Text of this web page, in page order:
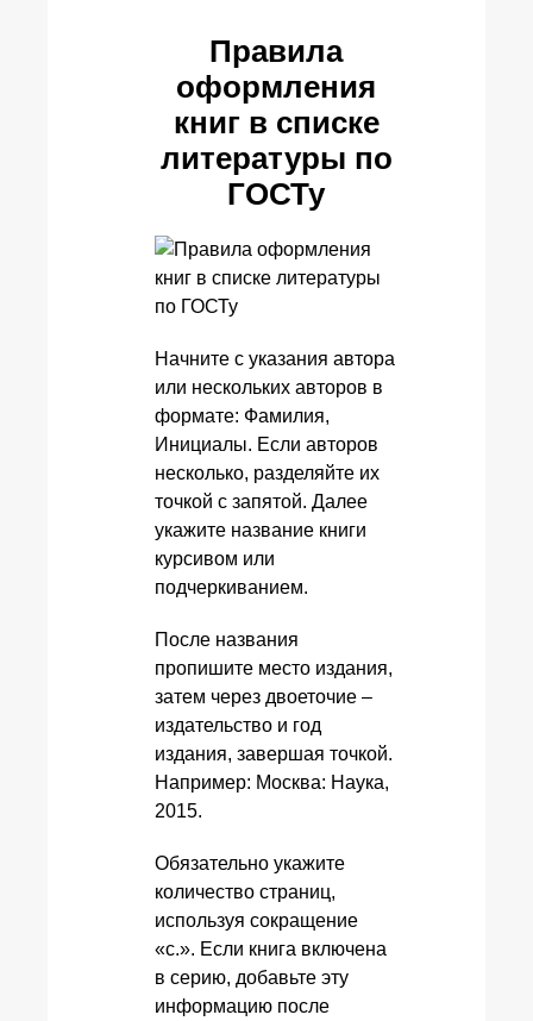
Правила
оформления
книг в списке
литературы по
ГОСТу
Начните с указания автора
или нескольких авторов в
формате: Фамилия,
Инициалы. Если авторов
несколько, разделяйте их
точкой с запятой. Далее
укажите название книги
курсивом или
подчеркиванием.
После названия
пропишите место издания,
затем через двоеточие –
издательство и год
издания, завершая точкой.
Например: Москва: Наука,
2015.
Обязательно укажите
количество страниц,
используя сокращение
«с.». Если книга включена
в серию, добавьте эту
информацию после